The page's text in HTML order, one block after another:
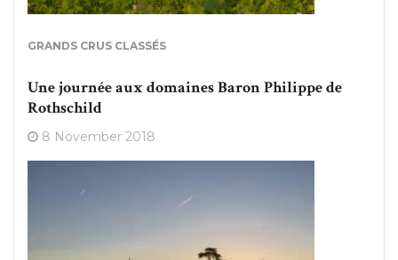
GRANDS CRUS CLASSÉS
Une journée aux domaines Baron Philippe de
Rothschild
8 November 2018